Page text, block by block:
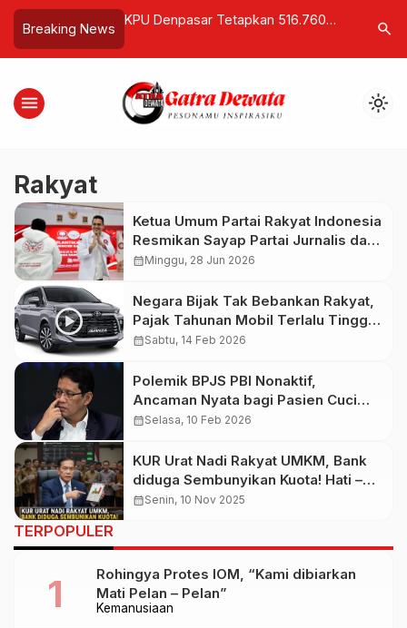
Breaking News
Ungkap Luka
Lapor
Justru Absen
KPU Denpasar Tetapkan 516.760
2025
Kejati
search
menu light_mode
Rakyat
Ketua Umum Partai Rakyat Indonesia
Resmikan Sayap Partai Jurnalis dan
Influencer
calendar_monthMinggu, 28 Jun 2026
Negara Bijak Tak Bebankan Rakyat,
Pajak Tahunan Mobil Terlalu Tinggi
Banding Malaysia
calendar_monthSabtu, 14 Feb 2026
Polemik BPJS PBI Nonaktif,
Ancaman Nyata bagi Pasien Cuci
Darah
calendar_monthSelasa, 10 Feb 2026
KUR Urat Nadi Rakyat UMKM, Bank
diduga Sembunyikan Kuota! Hati –
hati dengan Uang Rakyat
calendar_monthSenin, 10 Nov 2025
TERPOPULER
Kemanusiaan
Rohingya Protes IOM, “Kami dibiarkan
Mati Pelan – Pelan”